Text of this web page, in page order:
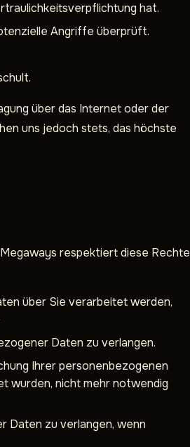
hat.
Angriffe überprüft.
über das Internet oder der
uns jedoch stets, das höchste
respektiert diese Rechte
über Sie verarbeitet werden,
Daten zu verlangen.
Ihrer personenbezogenen
wurden, nicht mehr notwendig
Daten zu verlangen, wenn